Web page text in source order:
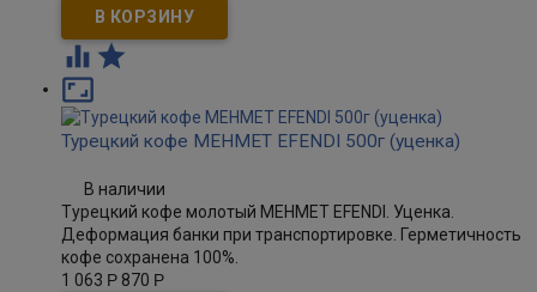
 

Турецкий кофе MEHMET EFENDI 500г (уценка)
В наличии
Турецкий кофе молотый MEHMET EFENDI. Уценка.
Деформация банки при транспортировке. Герметичность
кофе сохранена 100%.
1 063 Р 870 Р